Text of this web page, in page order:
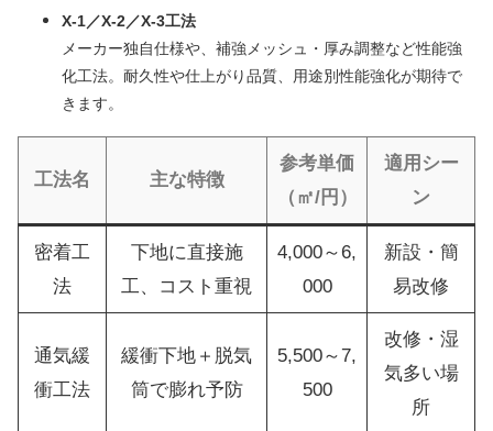
X-1／X-2／X-3工法
メーカー独自仕様や、補強メッシュ・厚み調整など性能強
化工法。耐久性や仕上がり品質、用途別性能強化が期待で
きます。
工法名 主な特徴
参考単価
（㎡/円）
適用シー
ン
密着工
法
下地に直接施
工、コスト重視
4,000～6,
000
新設・簡
易改修
通気緩
衝工法
緩衝下地＋脱気
筒で膨れ予防
5,500～7,
500
改修・湿
気多い場
所